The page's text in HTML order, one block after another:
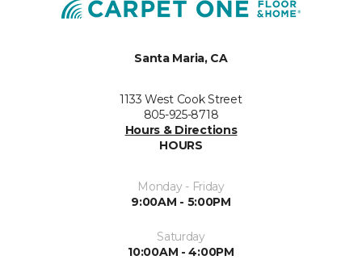
Santa Maria, CA
1133 West Cook Street
805-925-8718
Hours & Directions
HOURS
Monday - Friday
9:00AM - 5:00PM
Saturday
10:00AM - 4:00PM